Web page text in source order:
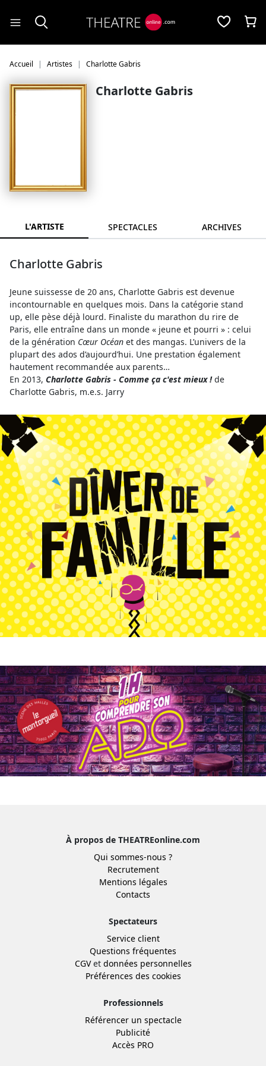
Accueil Artistes Charlotte Gabris
Charlotte Gabris
L'ARTISTE SPECTACLES ARCHIVES
Charlotte Gabris
Jeune suissesse de 20 ans, Charlotte Gabris est devenue
incontournable en quelques mois. Dans la catégorie stand
up, elle pèse déjà lourd. Finaliste du marathon du rire de
Paris, elle entraîne dans un monde « jeune et pourri » : celui
de la génération Cœur Océan et des mangas. L’univers de la
plupart des ados d’aujourd’hui. Une prestation également
hautement recommandée aux parents…
En 2013, Charlotte Gabris - Comme ça c'est mieux !de
Charlotte Gabris, m.e.s. Jarry
À propos de THEATREonline.com
Qui sommes-nous ?
Recrutement
Mentions légales
Contacts
Spectateurs
Service client
Questions fréquentes
CGVet données personnelles
Préférences des cookies
Professionnels
Référencer un spectacle
Publicité
Accès PRO